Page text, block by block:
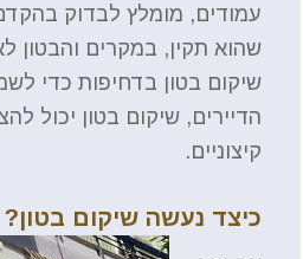
עמודים, מומלץ לבדוק
שהוא תקין, במקרים והבטון
שיקום בטון בדחיפות כדי
הדיירים, שיקום בטון יכול
קיצוניים.
כיצד נעשה שיקום בטון?